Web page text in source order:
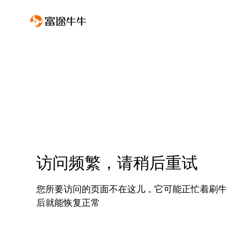
访问频繁，请稍后重试
您所要访问的页面不在这儿，它可能正忙着刷
后就能恢复正常